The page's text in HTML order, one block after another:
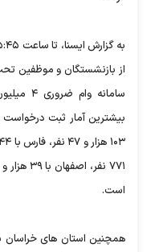
از بازنشستگان و موظفین
بیشترین آمار ثبت درخواست
است.